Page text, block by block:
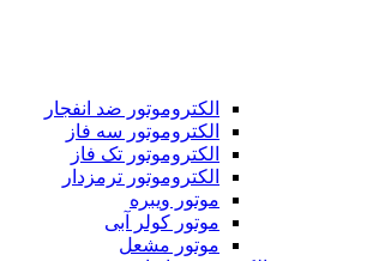
الکتروموتور ضد انفجار
الکتروموتور سه فاز
الکتروموتور تک فاز
الکتروموتور ترمزدار
موتور ویبره
موتور کولر آبی
موتور مشعل